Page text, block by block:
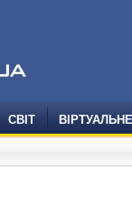
СВІТ